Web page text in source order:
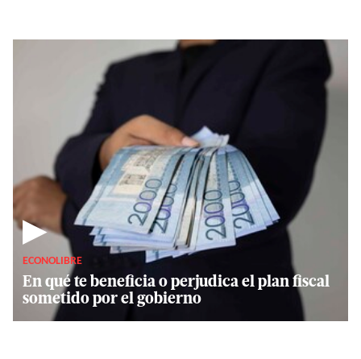
▶
ECONOLIBRE
En qué te beneficia o perjudica el plan fiscal
sometido por el gobierno